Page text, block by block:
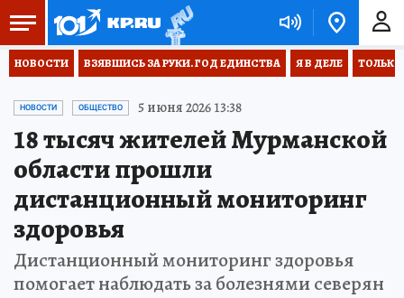
НОВОСТИ ВЗЯВШИСЬ ЗА РУКИ. ГОД ЕДИНСТВА Я В ДЕЛЕ ТОЛЬКО
НОВОСТИ ОБЩЕСТВО 5 июня 2026 13:38
18 тысяч жителей Мурманской
области прошли
дистанционный мониторинг
здоровья
Дистанционный мониторинг здоровья
помогает наблюдать за болезнями северян